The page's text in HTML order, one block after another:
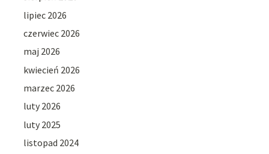
lipiec 2026
czerwiec 2026
maj 2026
kwiecień 2026
marzec 2026
luty 2026
luty 2025
listopad 2024